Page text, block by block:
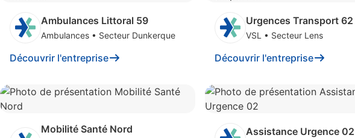
Ambulances Littoral 59
Ambulances • Secteur Dunkerque
Découvrir l'entreprise
Urgences Transport 62
VSL • Secteur Lens
Découvrir l'entreprise
Mobilité Santé Nord Assistance Urgence 02